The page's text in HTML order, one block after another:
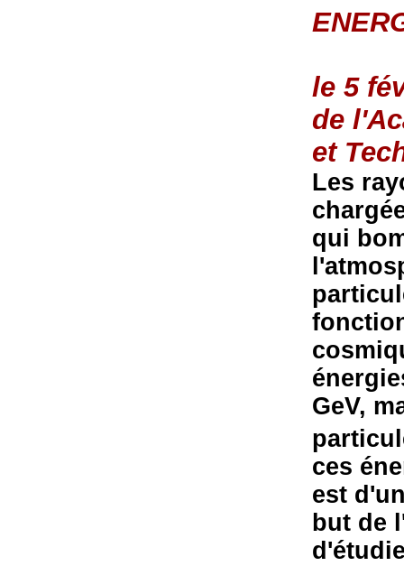
le 5
de
et
Les
qui
GeV,
ces
est
but de